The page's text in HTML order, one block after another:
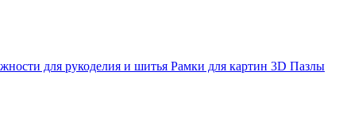
для рукоделия и шитья Рамки для картин 3D Пазлы